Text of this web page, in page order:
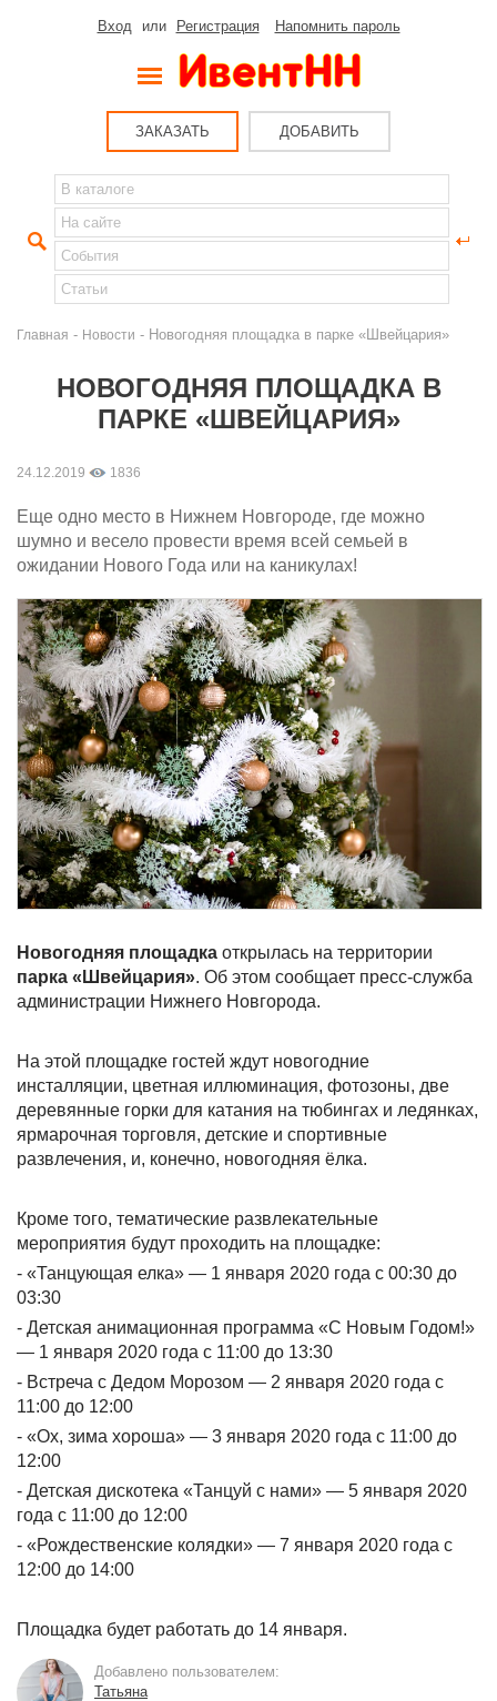
Вход или Регистрация Напомнить пароль
ЗАКАЗАТЬ ДОБАВИТЬ
Главная - Новости - Новогодняя площадка в парке «Швейцария»
НОВОГОДНЯЯ ПЛОЩАДКА В
ПАРКЕ «ШВЕЙЦАРИЯ»
24.12.2019 1836
Еще одно место в Нижнем Новгороде, где можно
шумно и весело провести время всей семьей в
ожидании Нового Года или на каникулах!
Новогодняя площадка открылась на территории
парка «Швейцария». Об этом сообщает пресс-служба
администрации Нижнего Новгорода.
На этой площадке гостей ждут новогодние
инсталляции, цветная иллюминация, фотозоны, две
деревянные горки для катания на тюбингах и ледянках,
ярмарочная торговля, детские и спортивные
развлечения, и, конечно, новогодняя ёлка.
Кроме того, тематические развлекательные
мероприятия будут проходить на площадке:
- «Танцующая елка» — 1 января 2020 года с 00:30 до
03:30
- Детская анимационная программа «С Новым Годом!»
— 1 января 2020 года с 11:00 до 13:30
- Встреча с Дедом Морозом — 2 января 2020 года с
11:00 до 12:00
- «Ох, зима хороша» — 3 января 2020 года с 11:00 до
12:00
- Детская дискотека «Танцуй с нами» — 5 января 2020
года с 11:00 до 12:00
- «Рождественские колядки» — 7 января 2020 года с
12:00 до 14:00
Площадка будет работать до 14 января.
Добавлено пользователем:
Татьяна